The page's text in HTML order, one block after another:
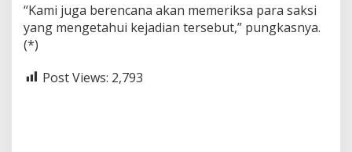
“Kami juga berencana akan memeriksa para saksi
yang mengetahui kejadian tersebut,” pungkasnya.
(*)
Post Views: 2,793